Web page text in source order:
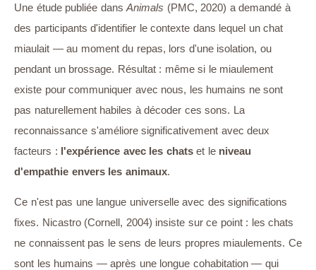
Une étude publiée dans Animals (PMC, 2020) a demandé à
des participants d'identifier le contexte dans lequel un chat
miaulait — au moment du repas, lors d'une isolation, ou
pendant un brossage. Résultat : même si le miaulement
existe pour communiquer avec nous, les humains ne sont
pas naturellement habiles à décoder ces sons. La
reconnaissance s'améliore significativement avec deux
facteurs : l'expérience avec les chatset le niveau
d'empathie envers les animaux.
Ce n'est pas une langue universelle avec des significations
fixes. Nicastro (Cornell, 2004) insiste sur ce point : les chats
ne connaissent pas le sens de leurs propres miaulements. Ce
sont les humains — après une longue cohabitation — qui